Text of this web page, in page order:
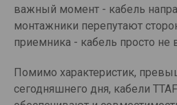
важный момент - кабель
монтажники перепутают
приемника - кабель просто не
Помимо характеристик,
сегодняшнего дня, кабели